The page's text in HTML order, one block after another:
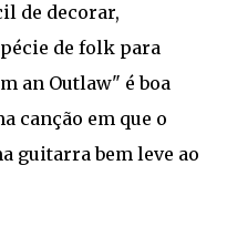
de decorar,
de folk para
an Outlaw" é boa
canção em que o
guitarra bem leve ao